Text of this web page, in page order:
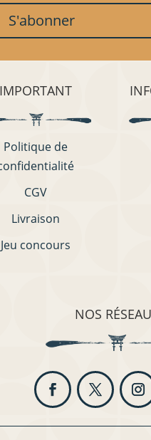
S'abonner
IMPORTANT
Politique de
CGV
Livraison
Jeu concours
NOS